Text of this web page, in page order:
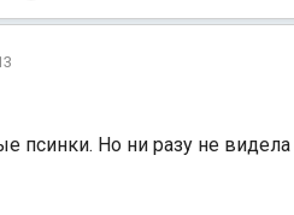
псинки. Но ни разу не